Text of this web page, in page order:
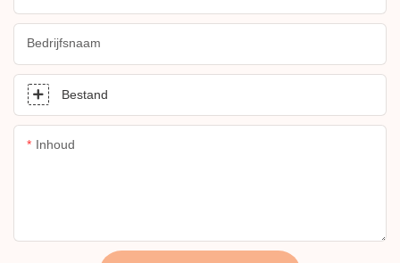
Bedrijfsnaam
Bestand
Inhoud